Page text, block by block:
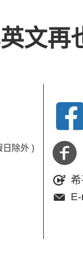
文再
日除外 )